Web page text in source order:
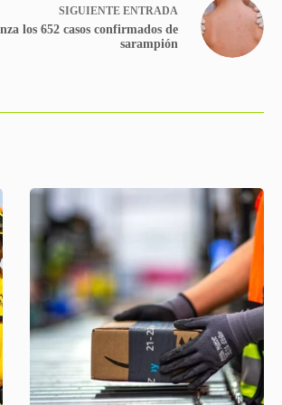
SIGUIENTE ENTRADA
los 652 casos confirmados de
sarampión